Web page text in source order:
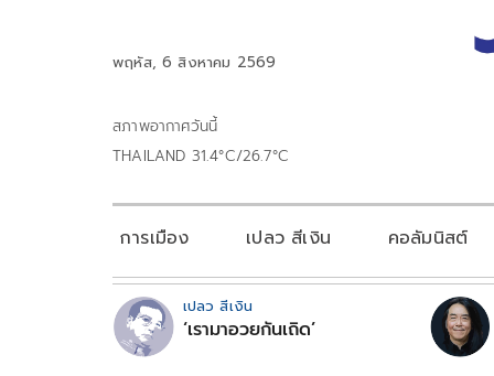
พฤหัส, 6 สิงหาคม 2569
สภาพอากาศวันนี้
THAILAND 31.4°C/26.7°C
การเมือง เปลว สีเงิน คอลัมนิสต์
เปลว สีเงิน
‘เรามาอวยกันเถิด’